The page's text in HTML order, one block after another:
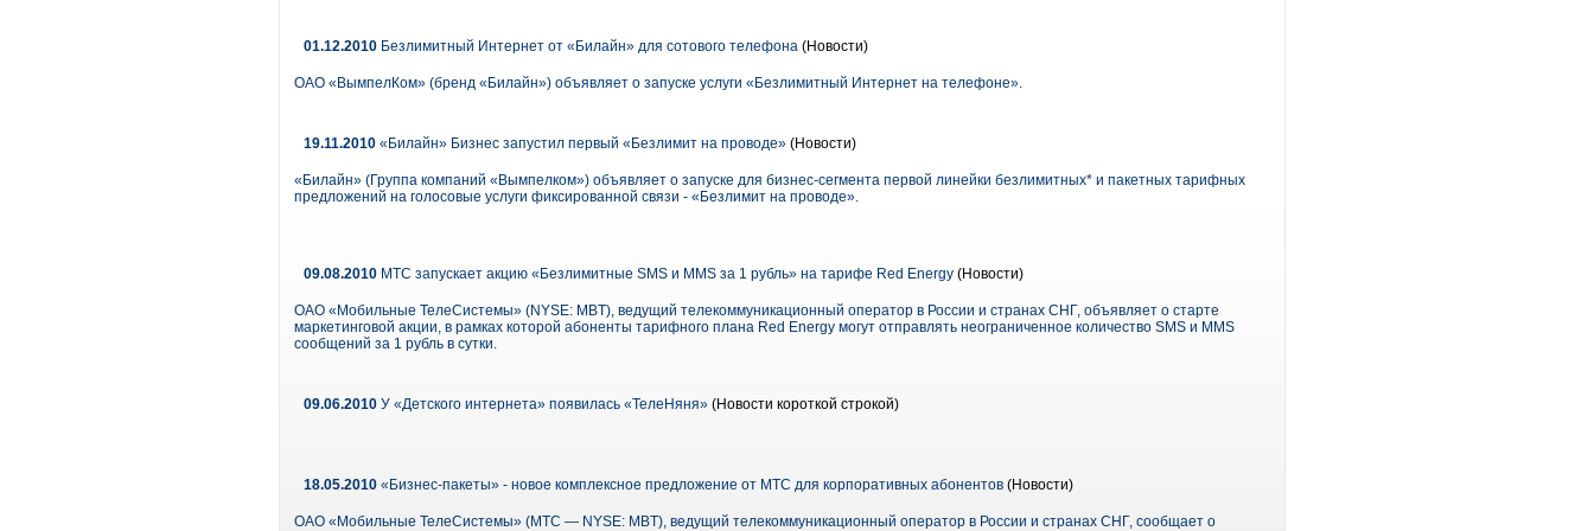
01.12.2010 Безлимитный Интернет от «Билайн» для сотового телефона (Новости)
ОАО «ВымпелКом» (бренд «Билайн») объявляет о запуске услуги «Безлимитный Интернет на телефоне».
19.11.2010 «Билайн» Бизнес запустил первый «Безлимит на проводе» (Новости)
«Билайн» (Группа компаний «Вымпелком») объявляет о запуске для бизнес-сегмента первой линейки безлимитных* и пакетных тарифных
предложений на голосовые услуги фиксированной связи - «Безлимит на проводе».
09.08.2010 МТС запускает акцию «Безлимитные SMS и MMS за 1 рубль» на тарифе Red Energy (Новости)
ОАО «Мобильные ТелеСистемы» (NYSE: MBT), ведущий телекоммуникационный оператор в России и странах СНГ, объявляет о старте
маркетинговой акции, в рамках которой абоненты тарифного плана Red Energy могут отправлять неограниченное количество SMS и MMS
сообщений за 1 рубль в сутки.
09.06.2010 У «Детского интернета» появилась «ТелеНяня» (Новости короткой строкой)
18.05.2010 «Бизнес-пакеты» - новое комплексное предложение от МТС для корпоративных абонентов (Новости)
ОАО «Мобильные ТелеСистемы» (МТС — NYSE: MBT), ведущий телекоммуникационный оператор в России и странах СНГ, сообщает о